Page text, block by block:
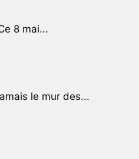
8 mai...
le mur des...